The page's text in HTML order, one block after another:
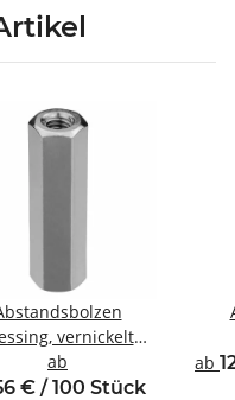
vernickelt
Innengewinde M4
SW7
ab
€ / 100 Stück
ab